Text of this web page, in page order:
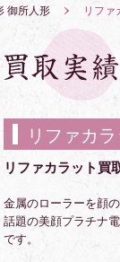
御所人形 リファ
リファカ
リファカラット買
金属のローラーを顔
話題の美顔プラチナ
です。